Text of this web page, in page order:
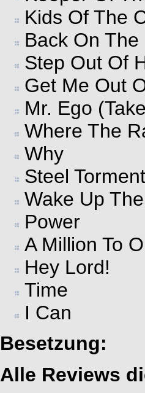
Kids Of The
Back On The
Step Out Of
Get Me Out
Mr. Ego
Where The
Why
Steel
Wake Up
Power
A Million To
Hey Lord!
Time
I Can
Besetzung:
Alle Reviews